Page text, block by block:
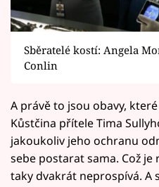
Sběratelé kostí: Angela
Conlin
A právě to jsou obavy,
Kůstčina přítele Tima
jakoukoliv jeho ochranu
sebe postarat sama. Což
taky dvakrát neprospívá. A